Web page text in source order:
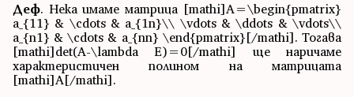
Деф. Нека имаме матрица [mathi]A=\begin{pmatrix}
a_{11} & \cdots & a_{1n}\\ \vdots & \ddots & \vdots\\
a_{n1} & \cdots & a_{nn} \end{pmatrix}[/mathi]. Тогава
[mathi]det(A-\lambda E)=0[/mathi] ще наричаме
характеристичен полином на матрицата
[mathi]A[/mathi].